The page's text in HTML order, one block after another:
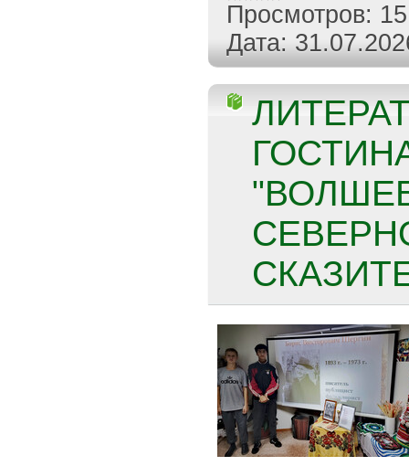
Просмотров: 15
Дата: